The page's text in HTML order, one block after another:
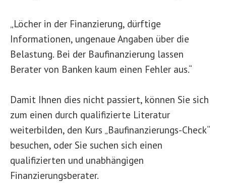
„Löcher in der Finanzierung, dürftige
Informationen, ungenaue Angaben über die
Belastung. Bei der Baufinanzierung lassen
Berater von Banken kaum einen Fehler aus.“
Damit Ihnen dies nicht passiert, können Sie sich
zum einen durch qualifizierte Literatur
weiterbilden, den Kurs „Baufinanzierungs-Check“
besuchen, oder Sie suchen sich einen
qualifizierten und unabhängigen
Finanzierungsberater.